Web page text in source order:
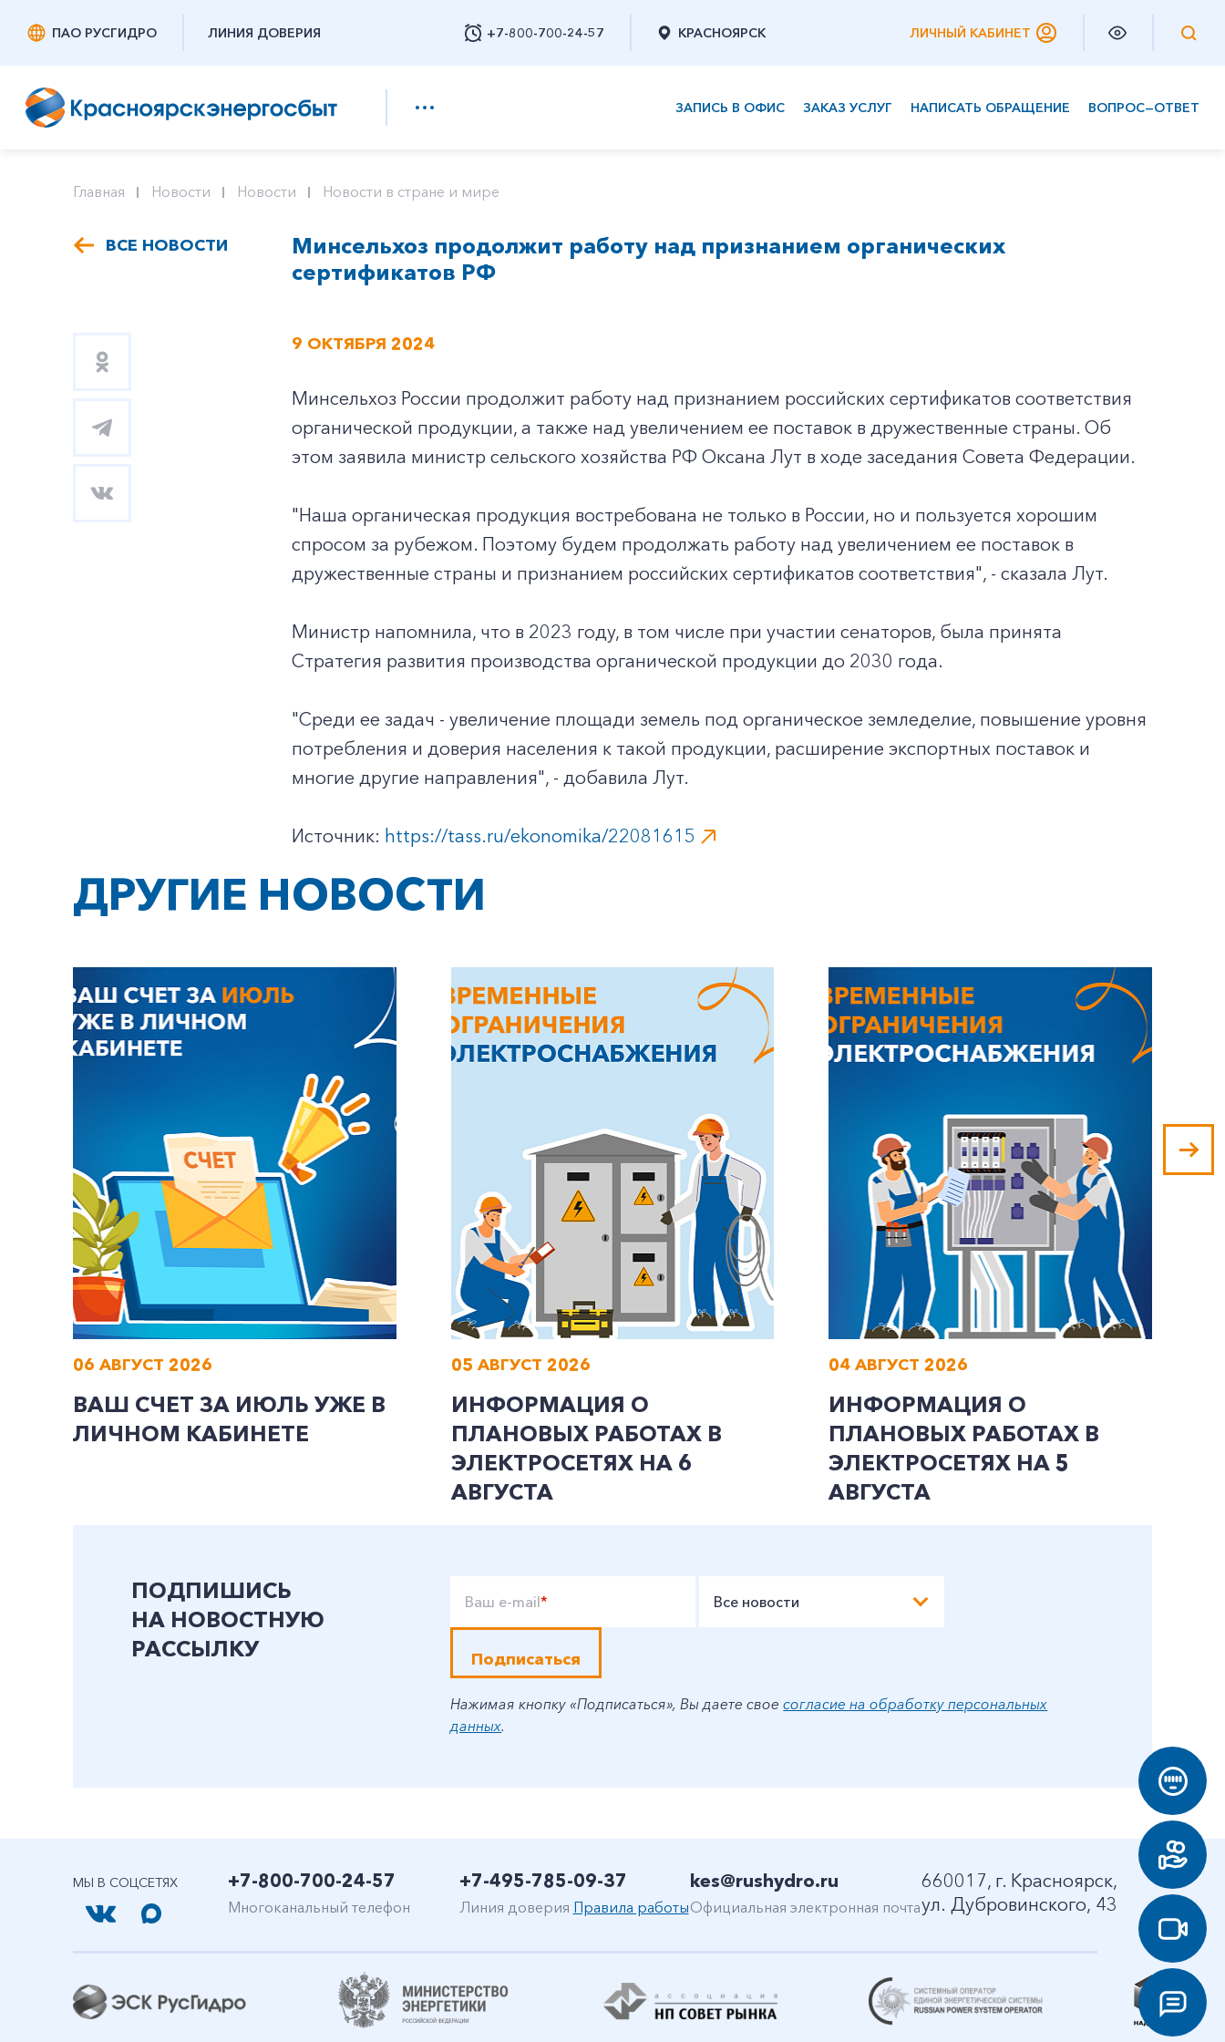
ПАО РУСГИДРО ЛИНИЯ ДОВЕРИЯ +7-800-700-24-57
Заказать обратный звонок
КРАСНОЯРСК ЛИЧНЫЙ КАБИНЕТ
ЗАПИСЬ В ОФИС ЗАКАЗ УСЛУГ НАПИСАТЬ ОБРАЩЕНИЕ ВОПРОС—ОТВЕТ
Заказать обратный звонок
Корпоративным клиентам
Главная Новости Новости Новости в стране и мире
ВСЕ НОВОСТИ
Минсельхоз продолжит работу над признанием органических
сертификатов РФ
9 ОКТЯБРЯ 2024
Минсельхоз России продолжит работу над признанием российских сертификатов соответствия
органической продукции, а также над увеличением ее поставок в дружественные страны. Об
этом заявила министр сельского хозяйства РФ Оксана Лут в ходе заседания Совета Федерации.
"Наша органическая продукция востребована не только в России, но и пользуется хорошим
спросом за рубежом. Поэтому будем продолжать работу над увеличением ее поставок в
дружественные страны и признанием российских сертификатов соответствия", - сказала Лут.
Министр напомнила, что в 2023 году, в том числе при участии сенаторов, была принята
Стратегия развития производства органической продукции до 2030 года.
"Среди ее задач - увеличение площади земель под органическое земледелие, повышение уровня
потребления и доверия населения к такой продукции, расширение экспортных поставок и
многие другие направления", - добавила Лут.
Источник: https://tass.ru/ekonomika/22081615
ДРУГИЕ НОВОСТИ
06 АВГУСТ 2026
ВАШ СЧЕТ ЗА ИЮЛЬ УЖЕ В
ЛИЧНОМ КАБИНЕТЕ
05 АВГУСТ 2026
ИНФОРМАЦИЯ О
ПЛАНОВЫХ РАБОТАХ В
ЭЛЕКТРОСЕТЯХ НА 6
АВГУСТА
04 АВГУСТ 2026
ИНФОРМАЦИЯ О
ПЛАНОВЫХ РАБОТАХ В
ЭЛЕКТРОСЕТЯХ НА 5
АВГУСТА
ПОДПИШИСЬ
НА НОВОСТНУЮ
РАССЫЛКУ
Ваш e-mail* Все новости
Подписаться
Нажимая кнопку «Подписаться», Вы даете своесогласие на обработку персональных
данных.
МЫ В СОЦСЕТЯХ +7-800-700-24-57
Многоканальный телефон
+7-495-785-09-37
Линия доверия Правила работы
kes@rushydro.ru
Официальная электронная почта
660017, г. Красноярск,
ул. Дубровинского, 43